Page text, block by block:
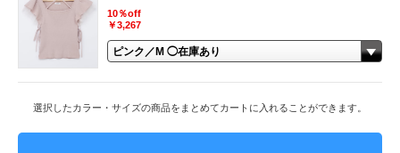
10％off
￥3,267
選択したカラー・サイズの商品をまとめてカートに入れることができます。